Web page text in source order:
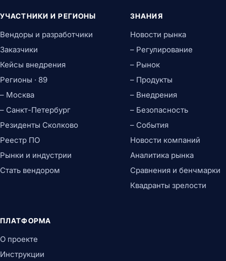
УЧАСТНИКИ И РЕГИОНЫ
Вендоры и разработчики
Заказчики
Кейсы внедрения
Регионы · 89
– Москва
– Санкт-Петербург
Резиденты Сколково
Реестр ПО
Рынки и индустрии
Стать вендором
ЗНАНИЯ
Новости рынка
– Регулирование
– Рынок
– Продукты
– Внедрения
– Безопасность
– События
Новости компаний
Аналитика рынка
Сравнения и бенчмарки
Квадранты зрелости
ПЛАТФОРМА
О проекте
Инструкции